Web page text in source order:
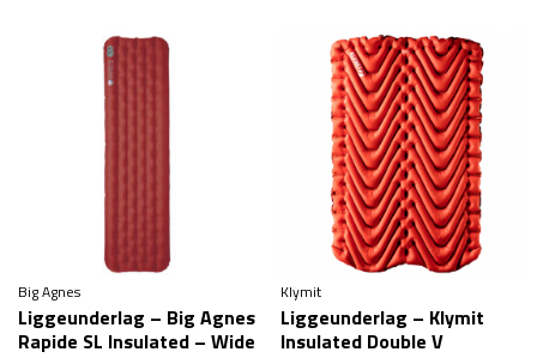
Big Agnes
Liggeunderlag – Big Agnes
Rapide SL Insulated – Wide
Klymit
Liggeunderlag – Klymit
Insulated Double V